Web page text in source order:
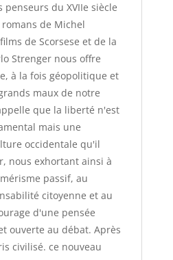
du XVIIe siècle
de Michel
de Scorsese et de la
Strenger nous offre
à la fois géopolitique et
maux de notre
que la liberté n'est
mais une
occidentale qu'il
nous exhortant ainsi à
passif, au
citoyenne et au
d'une pensée
ouverte au débat. Après
civilisé. ce nouveau